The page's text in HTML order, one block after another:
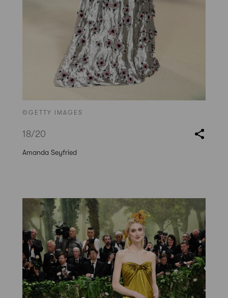
©GETTY IMAGES
18/20
Amanda Seyfried